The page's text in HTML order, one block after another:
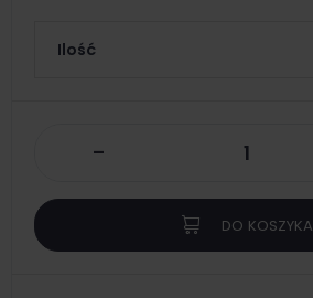
Ilość
-
DO KOSZYKA